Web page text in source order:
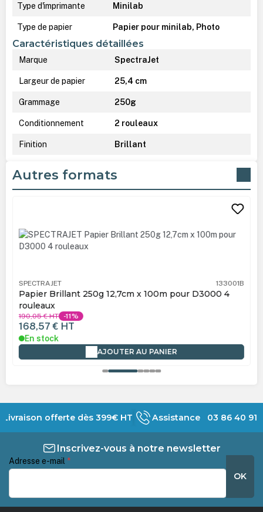
Type d'imprimante Minilab
Type de papier Papier pour minilab, Photo
Caractéristiques détaillées
Marque SpectraJet
Largeur de papier 25,4 cm
Grammage 250g
Conditionnement 2 rouleaux
Finition Brillant
Autres formats
SPECTRAJET 133001B
Papier Brillant 250g 12,7cm x 100m pour D3000 4
rouleaux
190,05 €HT -11%
168,57 € HT
En stock
AJOUTER AU PANIER
Livraison offerte dès 399€ HT Assistance 03 86 40 91
Inscrivez-vous à notre newsletter
Adresse e-mail *
OK